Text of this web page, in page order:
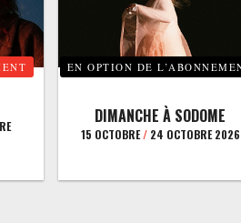
EN OPTION DE
DIMANCHE À SODOME
15 OCTOBRE/24 OCTOBRE 2026